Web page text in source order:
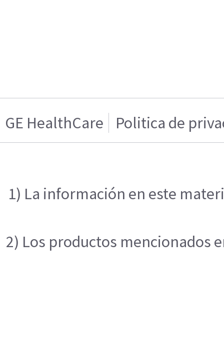
GE HealthCare Politica de
1) La información en este
2) Los productos mencionados